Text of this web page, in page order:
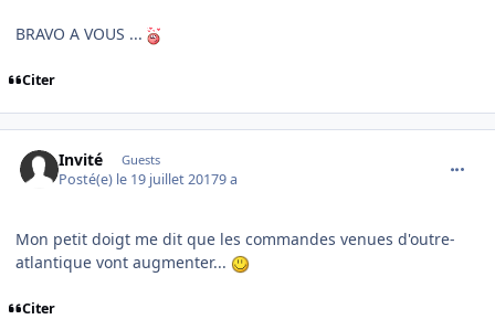
BRAVO A VOUS ...
Citer
Invité Guests
Posté(e) le 19 juillet 20179 a
Mon petit doigt me dit que les commandes venues d'outre-
atlantique vont augmenter...
Citer